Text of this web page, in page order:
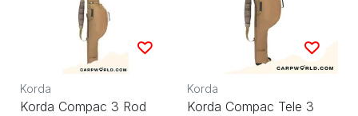
Korda
Korda Compac 3 Rod
Korda
Korda Compac Tele 3